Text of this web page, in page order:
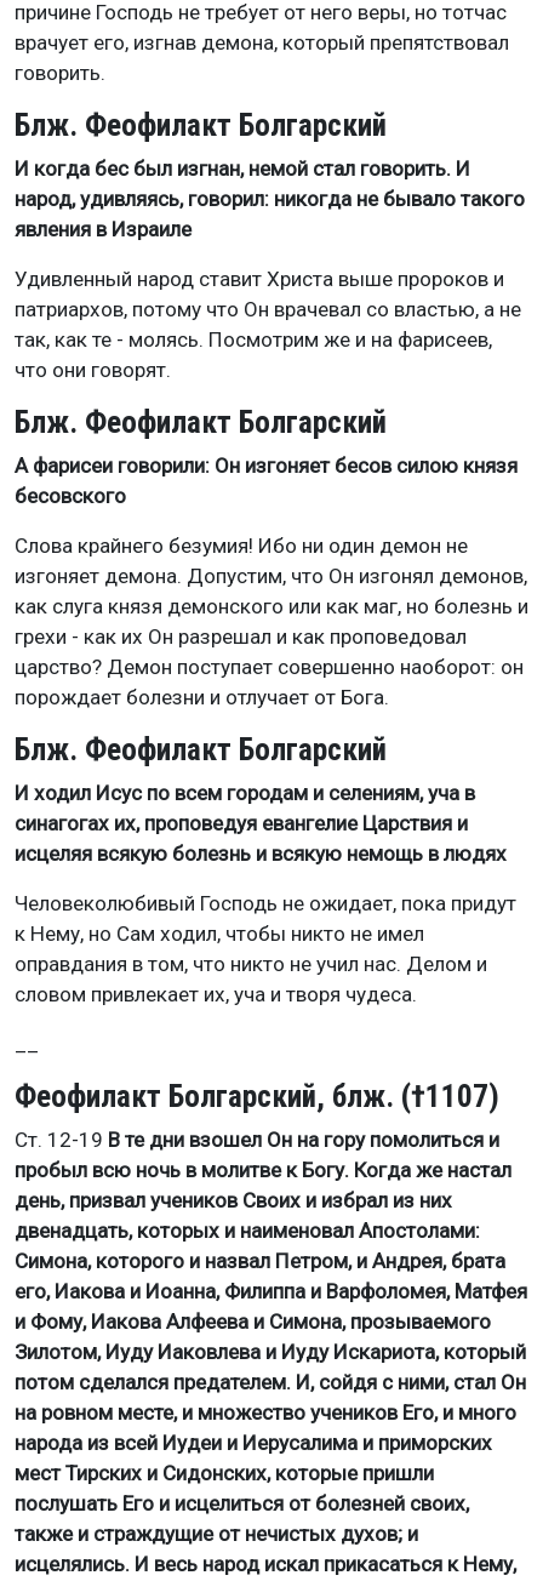
причине Господь не требует от него веры, но тотчас
врачует его, изгнав демона, который препятствовал
говорить.
Блж. Феофилакт Болгарский
И когда бес был изгнан, немой стал говорить. И
народ, удивляясь, говорил: никогда не бывало такого
явления в Израиле
Удивленный народ ставит Христа выше пророков и
патриархов, потому что Он врачевал со властью, а не
так, как те - молясь. Посмотрим же и на фарисеев,
что они говорят.
Блж. Феофилакт Болгарский
А фарисеи говорили: Он изгоняет бесов силою князя
бесовского
Слова крайнего безумия! Ибо ни один демон не
изгоняет демона. Допустим, что Он изгонял демонов,
как слуга князя демонского или как маг, но болезнь и
грехи - как их Он разрешал и как проповедовал
царство? Демон поступает совершенно наоборот: он
порождает болезни и отлучает от Бога.
Блж. Феофилакт Болгарский
И ходил Исус по всем городам и селениям, уча в
синагогах их, проповедуя евангелие Царствия и
исцеляя всякую болезнь и всякую немощь в людях
Человеколюбивый Господь не ожидает, пока придут
к Нему, но Сам ходил, чтобы никто не имел
оправдания в том, что никто не учил нас. Делом и
словом привлекает их, уча и творя чудеса.
Феофилакт Болгарский, блж. (†1107)
Ст. 12-19 В те дни взошел Он на гору помолиться и
пробыл всю ночь в молитве к Богу. Когда же настал
день, призвал учеников Своих и избрал из них
двенадцать, которых и наименовал Апостолами:
Симона, которого и назвал Петром, и Андрея, брата
его, Иакова и Иоанна, Филиппа и Варфоломея, Матфея
и Фому, Иакова Алфеева и Симона, прозываемого
Зилотом, Иуду Иаковлева и Иуду Искариота, который
потом сделался предателем. И, сойдя с ними, стал Он
на ровном месте, и множество учеников Его, и много
народа из всей Иудеи и Иерусалима и приморских
мест Тирских и Сидонских, которые пришли
послушать Его и исцелиться от болезней своих,
также и страждущие от нечистых духов; и
исцелялись. И весь народ искал прикасаться к Нему,